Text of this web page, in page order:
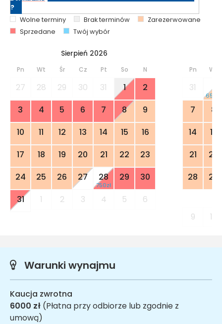
?
Wolne terminy
Brak terminów
Zarezerwowane
Sprzedane
Twój wybór
Sierpień 2026
Pn Wt Śr Cz Pt So N
27 28 29 30 31 1
2
3
4 5 6 7 8
9
10
11 12 13 14 15
16
17
18 19 20 21 22
23
24
25 26 27 28
750zł
29
30
31
1 2 3 4 5 6
Pn Wt
31
650zł
7
8
14
15
21
22
28
29
9 10
Warunki wynajmu
Kaucja zwrotna
6000 zł (Płatna przy odbiorze lub zgodnie z
umową)